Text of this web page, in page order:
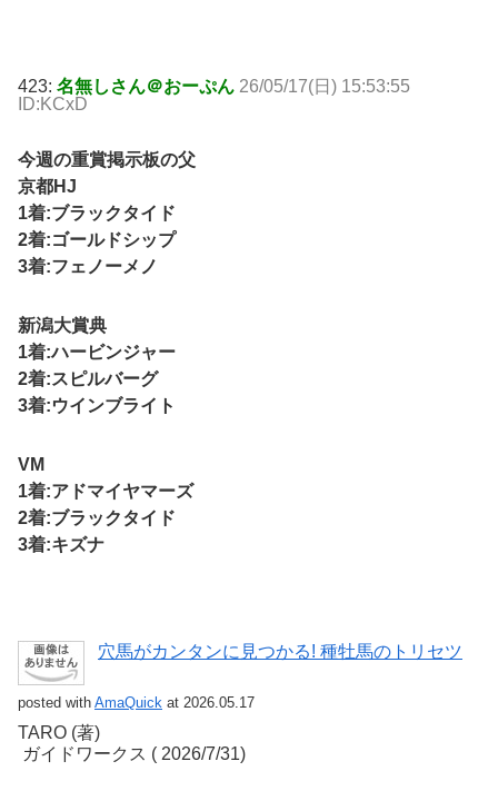
423: 名無しさん＠おーぷん 26/05/17(日) 15:53:55
ID:KCxD
今週の重賞掲示板の父
京都HJ
1着:ブラックタイド
2着:ゴールドシップ
3着:フェノーメノ
新潟大賞典
1着:ハービンジャー
2着:スピルバーグ
3着:ウインブライト
VM
1着:アドマイヤマーズ
2着:ブラックタイド
3着:キズナ
穴馬がカンタンに見つかる! 種牡馬のトリセツ
posted with AmaQuick at 2026.05.17
TARO (著)
‎ ガイドワークス (‎ 2026/7/31)